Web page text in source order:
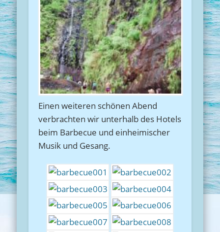
Einen weiteren schönen Abend
verbrachten wir unterhalb des Hotels
beim Barbecue und einheimischer
Musik und Gesang.